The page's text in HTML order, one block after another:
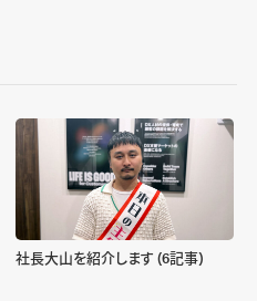
社長大山を紹介します (6記事)